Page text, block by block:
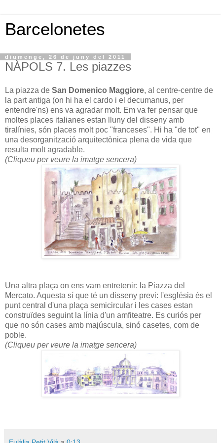
Barcelonetes
diumenge, 26 de juny del 2011
NÀPOLS 7. Les piazzes
La piazza de San Domenico Maggiore, al centre-centre de
la part antiga (on hi ha el cardo i el decumanus, per
entendre'ns) ens va agradar molt. Em va fer pensar que
moltes places italianes estan lluny del disseny amb
tiralínies, són places molt poc "franceses". Hi ha "de tot" en
una desorganització arquitectònica plena de vida que
resulta molt agradable.
(Cliqueu per veure la imatge sencera)
Una altra plaça on ens vam entretenir: la Piazza del
Mercato. Aquesta sí que té un disseny previ: l'església és el
punt central d'una plaça semicircular i les cases estan
construïdes seguint la línia d'un amfiteatre. Es curiós per
que no són cases amb majúscula, sinó casetes, com de
poble.
(Cliqueu per veure la imatge sencera)